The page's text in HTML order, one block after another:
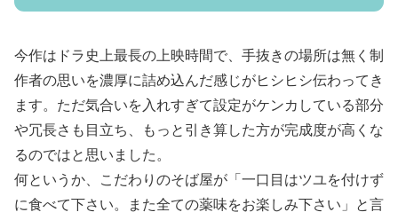
今作はドラ史上最長の上映時間で、手抜きの場所は無く制
作者の思いを濃厚に詰め込んだ感じがヒシヒシ伝わってき
ます。ただ気合いを入れすぎて設定がケンカしている部分
や冗長さも目立ち、もっと引き算した方が完成度が高くな
るのではと思いました。
何というか、こだわりのそば屋が「一口目はツユを付けず
に食べて下さい。また全ての薬味をお楽しみ下さい」と言